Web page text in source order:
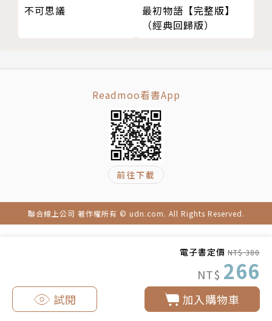
電子書定價 NT$ 380
NT$ 266
加入購物車
試閱
開山鼻祖美國小說家愛德格．愛倫．坡（Edgar Allan
Poe, 1809-1849）的日語發音EDOGA．ARAN．PO。
通稱為「偵探小說」，之後在江戶川亂步等人的提議
下，於1946年為「推理小說」所取代。
1925年1月，《新青年》刊載〈D坂殺人事件〉，名偵
探明智小五郎初登場。此後，相繼發表了以青少年為目
標讀者的《怪人二十面相》、中篇故事〈陰獸〉等，寫
江戶川確實掌握了推理小說的本質，通曉推理小說是一
種以邏輯解開謎團的文學，稱之為日本推理小說領域的
《孤島之鬼（亂步復刻經典紀念版‧中村明日美子獨家
書衣）》
不可思議
最初物語【完整版】
（經典回歸版）
Readmoo看書App
前往下載
聯合線上公司 著作權所有 © udn.com. All Rights Reserved.